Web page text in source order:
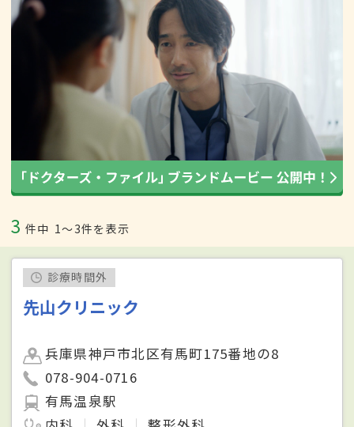
3 件中 1〜3件を表示
診療時間外
先山クリニック
兵庫県神戸市北区有馬町175番地の8
078-904-0716
有馬温泉駅